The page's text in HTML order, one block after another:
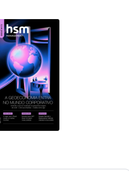
um termo usado
é hora de rever esse conceito